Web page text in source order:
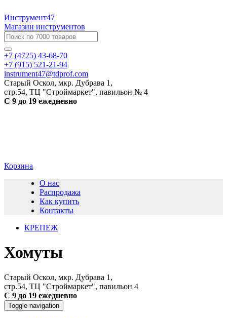
Инструмент47
Магазин инструментов
+7 (4725) 43-68-70
+7 (915) 521-21-94
instrument47@tdprof.com
Старый Оскол, мкр. Дубрава 1,
стр.54, ТЦ "Строймаркет", павильон № 4
С 9 до 19 ежедневно
Корзина
О нас
Распродажа
Как купить
Контакты
КРЕПЕЖ
Хомуты
Старый Оскол, мкр. Дубрава 1,
стр.54, ТЦ "Строймаркет", павильон 4
С 9 до 19 ежедневно
Toggle navigation